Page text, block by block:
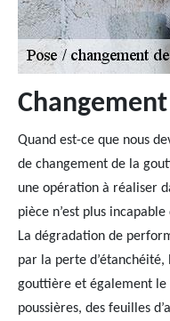
Quand est-ce que nous
de changement de la
une opération à réaliser
pièce n’est plus
La dégradation de
par la perte
gouttière et également le
poussières, des feuilles